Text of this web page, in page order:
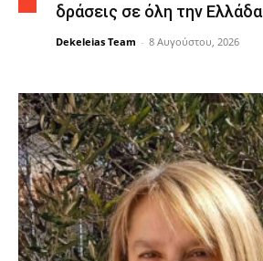
δράσεις σε όλη την Ελλάδα
Dekeleias Team - 8 Αυγούστου, 2026